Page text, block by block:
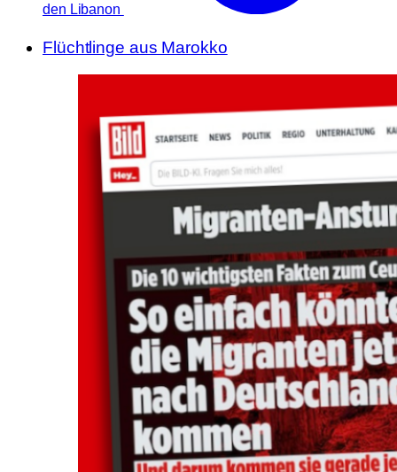
den Libanon
Flüchtlinge aus Marokko